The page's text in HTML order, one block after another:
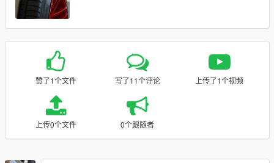
赞了1个文件 写了11个评论 上传了1个视频
上传0个文件 0个跟随者